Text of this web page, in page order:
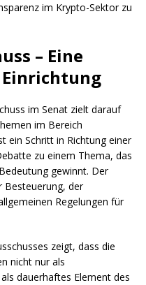
im Krypto-Sektor zu
– Eine
im Senat zielt darauf
im Bereich
ein Schritt in Richtung einer
zu einem Thema, das
gewinnt. Der
Besteuerung, der
Regelungen für
zeigt, dass die
nicht nur als
dauerhaftes Element des